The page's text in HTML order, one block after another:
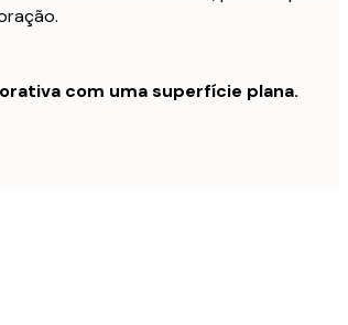
com uma superfície plana.